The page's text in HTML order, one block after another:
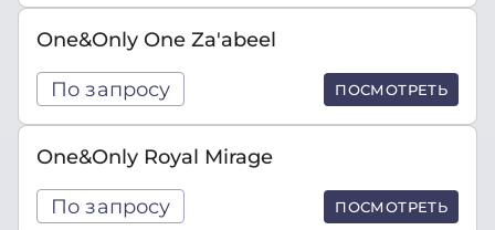
One&Only One Za'abeel
По запросу ПОСМОТРЕТЬ
One&Only Royal Mirage
По запросу ПОСМОТРЕТЬ